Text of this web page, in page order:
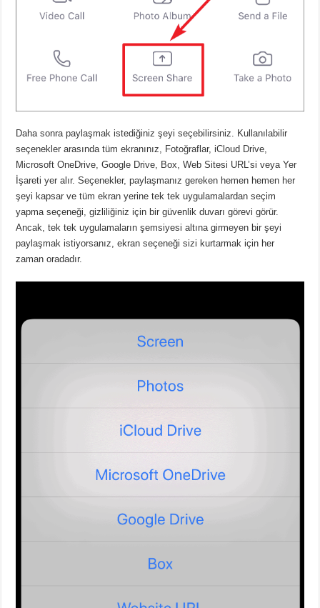
Daha sonra paylaşmak istediğiniz şeyi seçebilirsiniz. Kullanılabilir
seçenekler arasında tüm ekranınız, Fotoğraflar, iCloud Drive,
Microsoft OneDrive, Google Drive, Box, Web Sitesi URL’si veya Yer
İşareti yer alır. Seçenekler, paylaşmanız gereken hemen hemen her
şeyi kapsar ve tüm ekran yerine tek tek uygulamalardan seçim
yapma seçeneği, gizliliğiniz için bir güvenlik duvarı görevi görür.
Ancak, tek tek uygulamaların şemsiyesi altına girmeyen bir şeyi
paylaşmak istiyorsanız, ekran seçeneği sizi kurtarmak için her
zaman oradadır.